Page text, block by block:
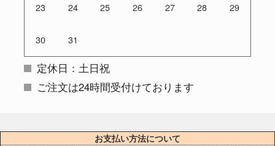
23 24 25 26 27 28 29
30 31
定休日：土日祝
ご注文は24時間受付けております
お支払い方法について